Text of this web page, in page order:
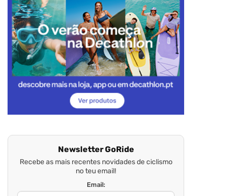
Newsletter GoRide
Recebe as mais recentes novidades de ciclismo
no teu email!
Email: